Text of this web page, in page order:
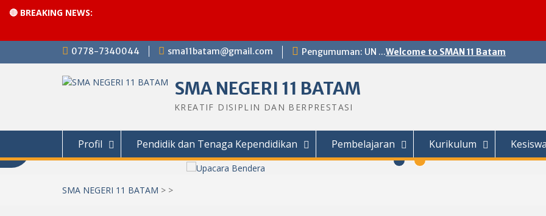
🔴 BREAKING NEWS:
0778-7340044 sma11batam@gmail.com Pengumuman: UN ...Welcome to SMAN 11 Batam
SMA NEGERI 11 BATAM
KREATIF DISIPLIN DAN BERPRESTASI
Profil Pendidik dan Tenaga Kependidikan Pembelajaran Kurikulum
SMA NEGERI 11 BATAM > >